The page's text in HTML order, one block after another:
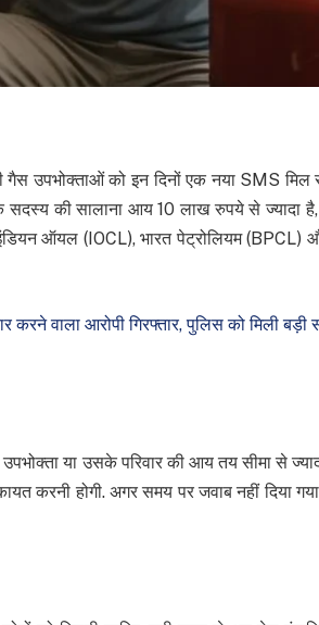
गैस उपभोक्ताओं को इन दिनों एक नया SMS मिल
सदस्य की सालाना आय 10 लाख रुपये से ज्यादा
ऑयल (IOCL), भारत पेट्रोलियम (BPCL)
वाला आरोपी गिरफ्तार, पुलिस को मिली
या उसके परिवार की आय तय सीमा से
करनी होगी. अगर समय पर जवाब नहीं दिया